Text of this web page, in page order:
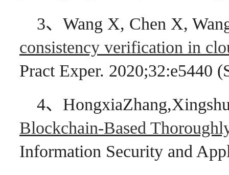
3、Wang X, Chen X,
consistency verification in
Pract Exper. 2020;32:e5440
4、
Blockchain-Based
Information Security and